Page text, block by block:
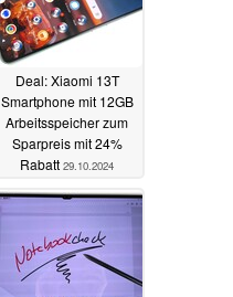
Deal: Xiaomi 13T
Smartphone mit 12GB
Arbeitsspeicher zum
Sparpreis mit 24%
Rabatt 29.10.2024